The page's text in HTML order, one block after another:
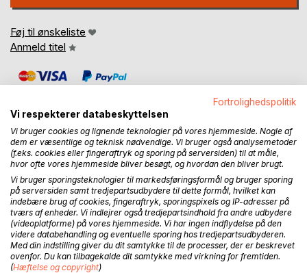
Føj til ønskeliste
Anmeld titel
BESKRIVELSE
"New York Noveller" handler om forskellige danskere der
prøver lykken i New York. "If I can make it here, I'll make it
anywhere", synger Frank Sinatra. Men det er lettere sagt
end gjort, for hvis man vil have succes i New York, skal
man være sulten. Det mærker kokken, der kun er ansat på
grund af den nordiske madtrend, gadekunstneren, der
Fortrolighedspolitik
Vi respekterer databeskyttelsen
Vi bruger cookies og lignende teknologier på vores hjemmeside. Nogle af
dem er væsentlige og teknisk nødvendige. Vi bruger også analysemetoder
(f.eks. cookies eller fingeraftryk og sporing på serversiden) til at måle,
hvor ofte vores hjemmeside bliver besøgt, og hvordan den bliver brugt.
Vi bruger sporingsteknologier til markedsføringsformål og bruger sporing
på serversiden samt tredjepartsudbydere til dette formål, hvilket kan
indebære brug af cookies, fingeraftryk, sporingspixels og IP-adresser på
tværs af enheder. Vi indlejrer også tredjepartsindhold fra andre udbydere
(videoplatforme) på vores hjemmeside. Vi har ingen indflydelse på den
videre databehandling og eventuelle sporing hos tredjepartsudbyderen.
Med din indstilling giver du dit samtykke til de processer, der er beskrevet
ovenfor. Du kan tilbagekalde dit samtykke med virkning for fremtiden.
(Hæftelse og copyright)